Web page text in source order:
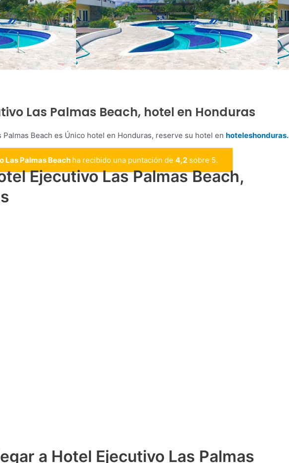
Las Palmas Beach, hotel en Honduras
Palmas Beach es Único hotel en Honduras, reserve su hotel en hoteleshonduras.
Las Palmas Beach ha recibido una puntación de 4,2 sobre 5.
Ejecutivo Las Palmas Beach,
a Hotel Ejecutivo Las Palmas